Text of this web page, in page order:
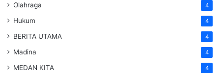
Olahraga 4
Hukum 4
BERITA UTAMA 4
Madina 4
MEDAN KITA 4